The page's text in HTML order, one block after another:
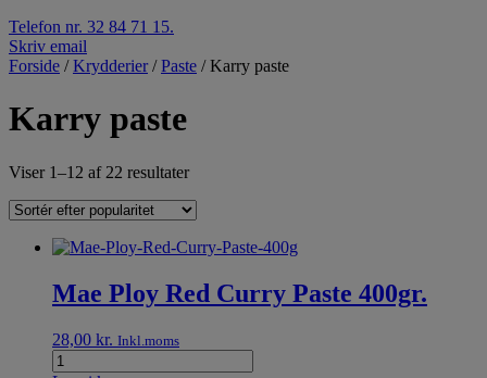
Telefon nr. 32 84 71 15.
Skriv email
Forside /Krydderier /Paste / Karry paste
Karry paste
Viser 1–12 af 22 resultater
Mae Ploy Red Curry Paste 400gr.
28,00 kr. Inkl.moms